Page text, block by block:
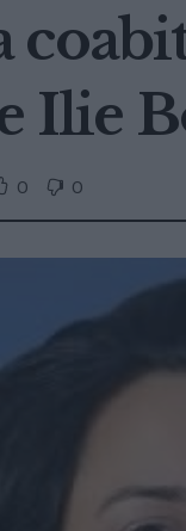
Ilie
0 0